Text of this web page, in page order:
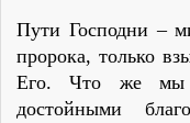
Пути Господни –
пророка, только
Его. Что же мы
достойными